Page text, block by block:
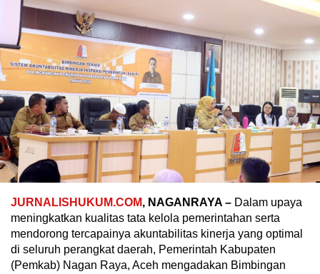
JURNALISHUKUM.COM, NAGANRAYA – Dalam upaya
meningkatkan kualitas tata kelola pemerintahan serta
mendorong tercapainya akuntabilitas kinerja yang optimal
di seluruh perangkat daerah, Pemerintah Kabupaten
(Pemkab) Nagan Raya, Aceh mengadakan Bimbingan